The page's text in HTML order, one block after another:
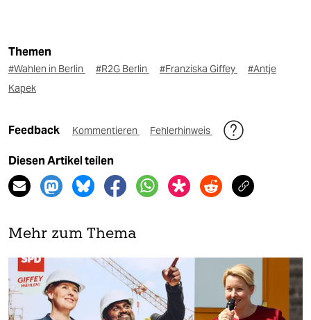
Themen
#Wahlen in Berlin #R2G Berlin #Franziska Giffey
#Antje
Kapek
Feedback Kommentieren Fehlerhinweis
Diesen Artikel teilen
Mehr zum Thema